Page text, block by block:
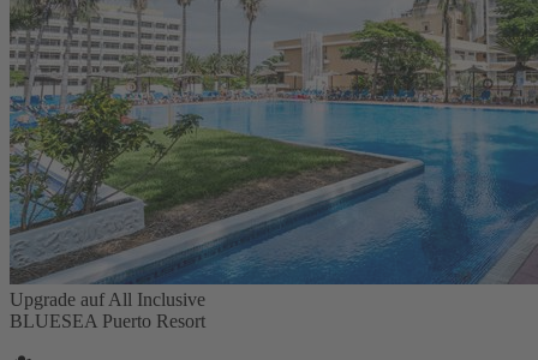
Upgrade auf All Inclusive
BLUESEA Puerto Resort